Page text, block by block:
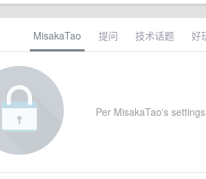
MisakaTao 提问 技术话题 好
Per MisakaTao's